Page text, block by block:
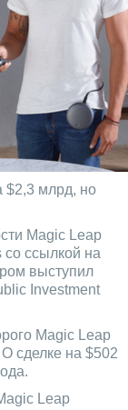
$2,3 млрд, но
Magic Leap
со ссылкой на
выступил
Investment
Magic Leap
сделке на $502
Leap